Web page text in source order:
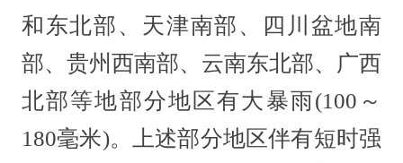
和东北部、天津南部、四川盆地南
部、贵州西南部、云南东北部、广西
北部等地部分地区有大暴雨(100～
180毫米)。上述部分地区伴有短时强